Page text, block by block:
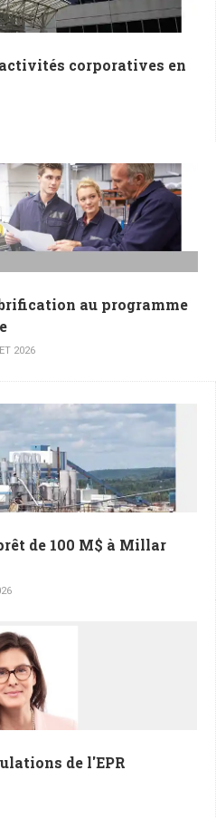
corporatives en
au programme
2026
de 100 M$ à Millar
de l'EPR